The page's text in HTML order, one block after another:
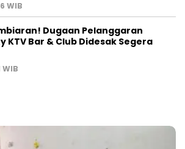
WIB
Dugaan Pelanggaran
KTV Bar & Club Didesak Segera